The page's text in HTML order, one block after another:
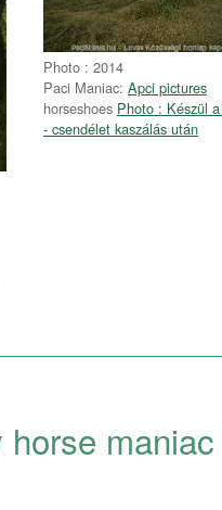
Photo : 2014
Paci Maniac: Apci pictures
horseshoes Photo : Készül
- csendélet kaszálás után
horse